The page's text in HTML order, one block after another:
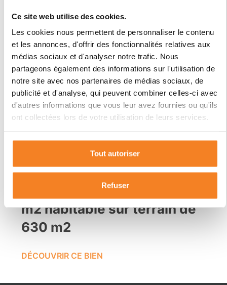
Ce site web utilise des cookies.
Les cookies nous permettent de personnaliser le contenu
et les annonces, d'offrir des fonctionnalités relatives aux
médias sociaux et d'analyser notre trafic. Nous
partageons également des informations sur l'utilisation de
notre site avec nos partenaires de médias sociaux, de
publicité et d'analyse, qui peuvent combiner celles-ci avec
d'autres informations que vous leur avez fournies ou qu'ils
ont collectées lors de votre utilisation de leurs services.
Tout autoriser
Refuser
269 900€
Vente maison à St etienne
de tulmont (82410) de 120
m2 habitable sur terrain de
630 m2
DÉCOUVRIR CE BIEN